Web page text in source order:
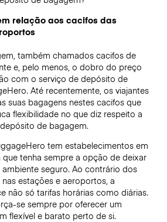
relação aos cacifos das
também chamados cacifos de
e, pelo menos, o dobro do preço
com o serviço de depósito de
Até recentemente, os viajantes
suas bagagens nestes cacifos que
flexibilidade no que diz respeito a
de bagagem.
tem estabelecimentos em
que tenha sempre a opção de deixar
seguro. Ao contrário dos
estações e aeroportos, a
não só tarifas horárias como diárias.
se sempre por oferecer um
flexível e barato perto de si.